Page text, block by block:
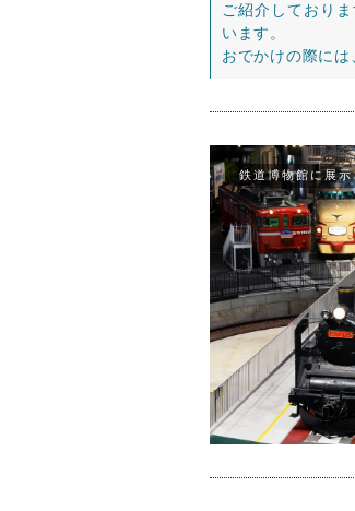
ご紹介しており
います。
おでかけの際には
鉄道博物館に展示